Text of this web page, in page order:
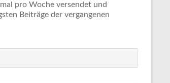
pro Woche versendet und
Beiträge der vergangenen